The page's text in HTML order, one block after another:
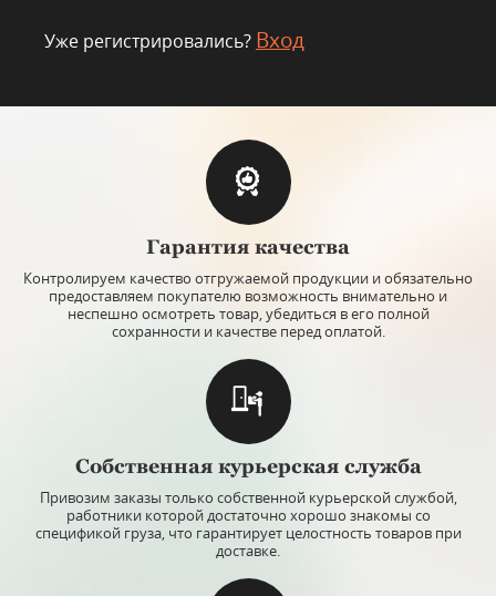
Уже регистрировались? Вход
Гарантия качества
Контролируем качество отгружаемой продукции и обязательно
предоставляем покупателю возможность внимательно и
неспешно осмотреть товар, убедиться в его полной
сохранности и качестве перед оплатой.
Собственная курьерская служба
Привозим заказы только собственной курьерской службой,
работники которой достаточно хорошо знакомы со
спецификой груза, что гарантирует целостность товаров при
доставке.